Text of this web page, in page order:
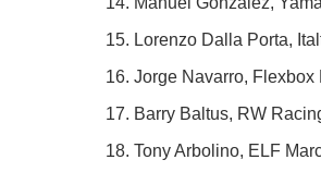
Lorenzo Dalla Porta,
Jorge Navarro, Flexbox
Barry Baltus, RW
Tony Arbolino, ELF